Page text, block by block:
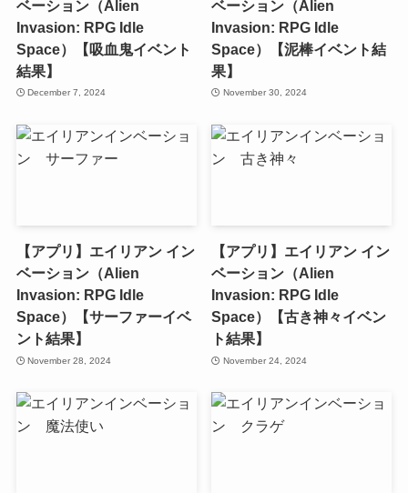
ベーション（Alien
Invasion: RPG Idle
Space）【吸血鬼イベント
結果】
December 7, 2024
ベーション（Alien
Invasion: RPG Idle
Space）【泥棒イベント結
果】
November 30, 2024
【アプリ】エイリアン イン
ベーション（Alien
Invasion: RPG Idle
Space）【サーファーイベ
ント結果】
November 28, 2024
【アプリ】エイリアン イン
ベーション（Alien
Invasion: RPG Idle
Space）【古き神々イベン
ト結果】
November 24, 2024